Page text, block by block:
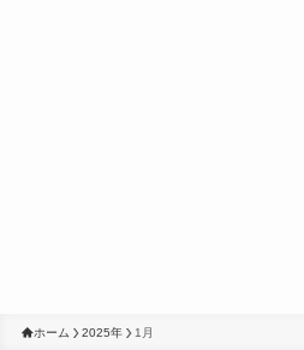
ホーム 2025年 1月